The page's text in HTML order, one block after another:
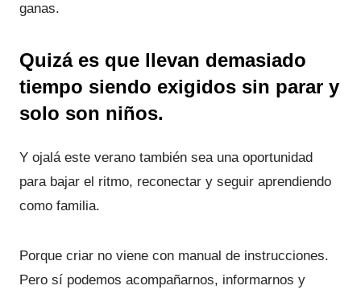
ganas.
Quizá es que llevan demasiado
tiempo siendo exigidos sin parar y
solo son niños.
Y ojalá este verano también sea una oportunidad
para bajar el ritmo, reconectar y seguir aprendiendo
como familia.
Porque criar no viene con manual de instrucciones.
Pero sí podemos acompañarnos, informarnos y